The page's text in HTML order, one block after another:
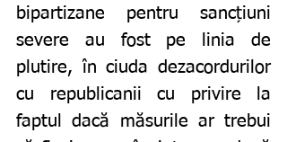
bipartizane pentru sancțiuni
severe au fost pe linia de
plutire, în ciuda dezacordurilor
cu republicanii cu privire la
faptul dacă măsurile ar trebui